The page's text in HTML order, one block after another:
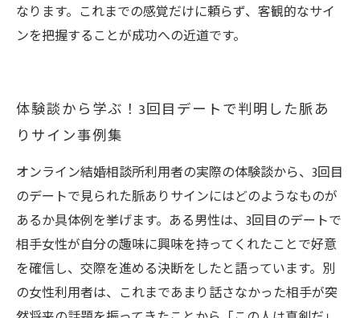
なります。これまでの感覚だけに頼らず、客観的なサイ
ンを把握することが成功への近道です。
体験談から学ぶ！3回目デートで判明した脈あ
りサイン事例集
オンライン結婚相談所利用者の実際の体験談から、3回目
のデートで見られた脈ありサインにはどのようなものが
あるか具体例を挙げます。ある男性は、3回目のデートで
相手女性が自分の趣味に興味を持ってくれたことで好意
を確信し、交際を進める決断をしたと語っています。別
の女性利用者は、これまであまり話さなかった相手が突